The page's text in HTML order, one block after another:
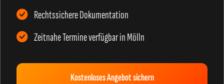
Rechtssichere Dokumentation
Zeitnahe Termine verfügbar in Mölln
Kostenloses Angebot sichern